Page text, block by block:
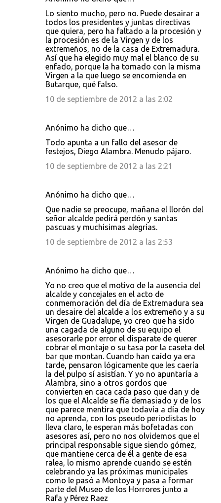
Lo siento mucho, pero no. Puede desairar a
todos los presidentes y juntas directivas
que quiera, pero ha faltado a la procesión y
la procesión es de la Virgen y de los
extremeños, no de la casa de Extremadura.
Así que ha elegido muy mal el blanco de su
enfado, porque la ha tomado con la misma
Virgen a la que luego se encomienda en
Butarque, qué falso.
10 de septiembre de 2012 a las 2:02
Anónimo ha dicho que…
Todo apunta a un fallo del asesor de
festejos, Diego Alambra. Menudo pájaro.
10 de septiembre de 2012 a las 2:21
Anónimo ha dicho que…
Que nadie se preocupe, mañana el llorón del
señor alcalde pedirá perdón y santas
pascuas y muchísimas alegrías.
10 de septiembre de 2012 a las 2:53
Anónimo ha dicho que…
Yo no creo que el motivo de la ausencia del
alcalde y concejales en el acto de
conmemoración del día de Extremadura sea
un desaire del alcalde a los extremeño y a su
Virgen de Guadalupe, yo creo que ha sido
una cagada de alguno de su equipo el
asesorarle por error el disparate de querer
cobrar el montaje o su tasa por la caseta del
bar que montan. Cuando han caído ya era
tarde, pensaron lógicamente que les caería
la del pulpo sí asistían. Y yo no apuntaría a
Alambra, sino a otros gordos que
convierten en caca cada paso que dan y de
los que el Alcalde se fía demasiado y de los
que parece mentira que todavía a día de hoy
no aprenda, con los pseudo periodistas lo
lleva claro, le esperan más bofetadas con
asesores así, pero no nos olvidemos que el
principal responsable sigue siendo gómez,
que mantiene cerca de él a gente de esa
ralea, lo mismo aprende cuando se estén
celebrando ya las próximas municipales
como le pasó a Montoya y pasa a formar
parte del Museo de los Horrores junto a
Rafa y Pérez Raez